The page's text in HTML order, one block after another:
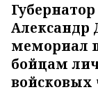
Александр
мемориал
бойцам
войсковых